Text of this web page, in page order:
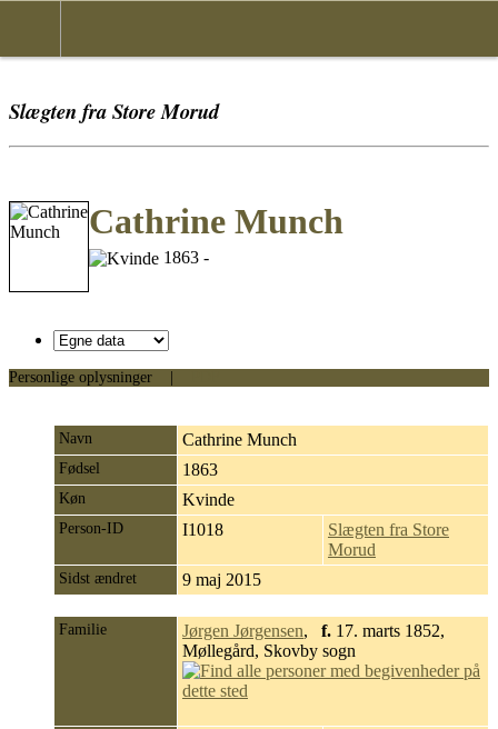
Slægten fra Store Morud
Cathrine Munch
1863 -
Personlige oplysninger
Navn Cathrine Munch
Fødsel 1863
Køn Kvinde
Person-ID I1018
Slægten fra Store
Morud
Sidst ændret 9 maj 2015
Familie Jørgen Jørgensen, f. 17. marts 1852,
Møllegård, Skovby sogn